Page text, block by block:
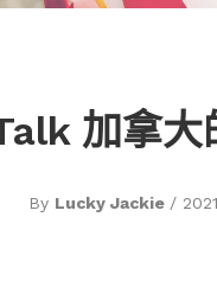
加拿大
By Lucky Jackie /